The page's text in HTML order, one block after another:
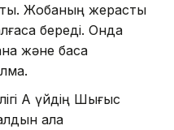
Жобаның жерасты
береді. Онда
және басқа
Ақ үйдің Шығыс
ала